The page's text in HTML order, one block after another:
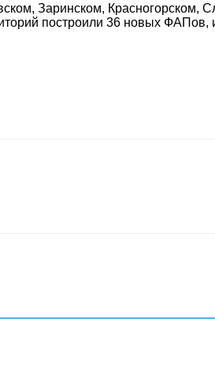
Заринском, Красногорском,
построили 36 новых ФАПов,